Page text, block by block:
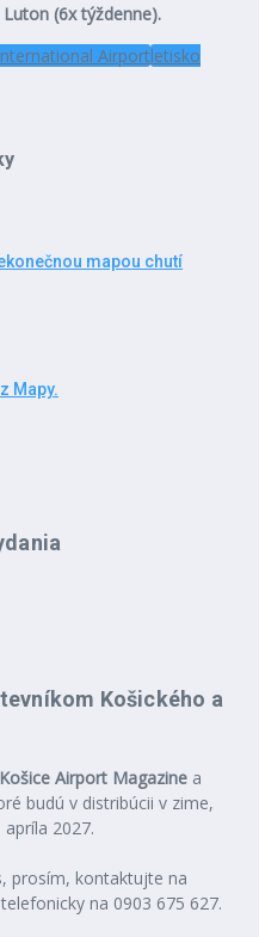
Luton (6x týždenne).
Airportletisko
mapou chutí
Mapy.
Košického a
Košice Airport Magazine a
budú v distribúcii v zime,
2027.
prosím, kontaktujte na
na 0903 675 627.